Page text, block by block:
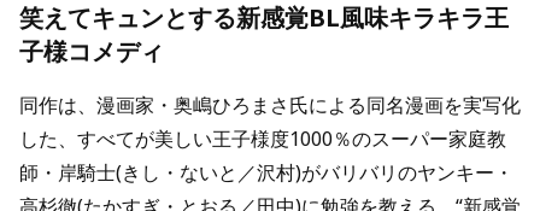
笑えてキュンとする新感覚BL風味キラキラ王
子様コメディ
同作は、漫画家・奥嶋ひろまさ氏による同名漫画を実写化
した、すべてが美しい王子様度1000％のスーパー家庭教
師・岸騎士(きし・ないと／沢村)がバリバリのヤンキー・